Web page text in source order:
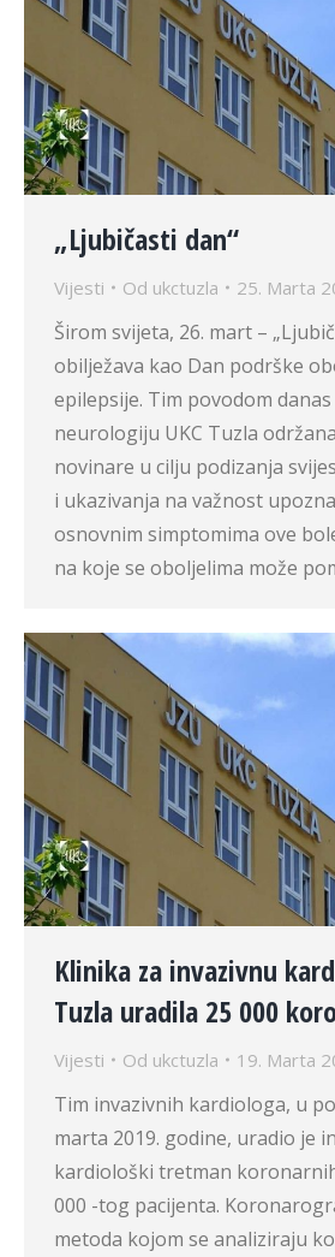
„Ljubičasti dan“
Vijesti Od ukctuzla 25. Marta
Širom svijeta, 26. mart –
obilježava kao Dan podrške
epilepsije. Tim povodom danas
neurologiju UKC Tuzla
novinare u cilju podizanja
i ukazivanja na važnost
osnovnim simptomima ove
na koje se oboljelima može
Klinika za invazivnu
Tuzla uradila 25 000
Vijesti Od ukctuzla 19. Marta
Tim invazivnih kardiologa, u
marta 2019. godine, uradio je
kardiološki tretman
000 -tog pacijenta.
metoda kojom se analiziraju